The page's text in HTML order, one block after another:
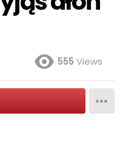
555 Views